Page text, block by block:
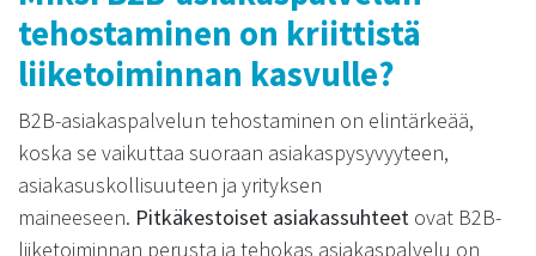
tehostaminen on kriittistä
liiketoiminnan kasvulle?
B2B-asiakaspalvelun tehostaminen on elintärkeää,
koska se vaikuttaa suoraan asiakaspysyvyyteen,
asiakasuskollisuuteen ja yrityksen
maineeseen. Pitkäkestoiset asiakassuhteet ovat B2B-
liiketoiminnan perusta ja tehokas asiakaspalvelu on